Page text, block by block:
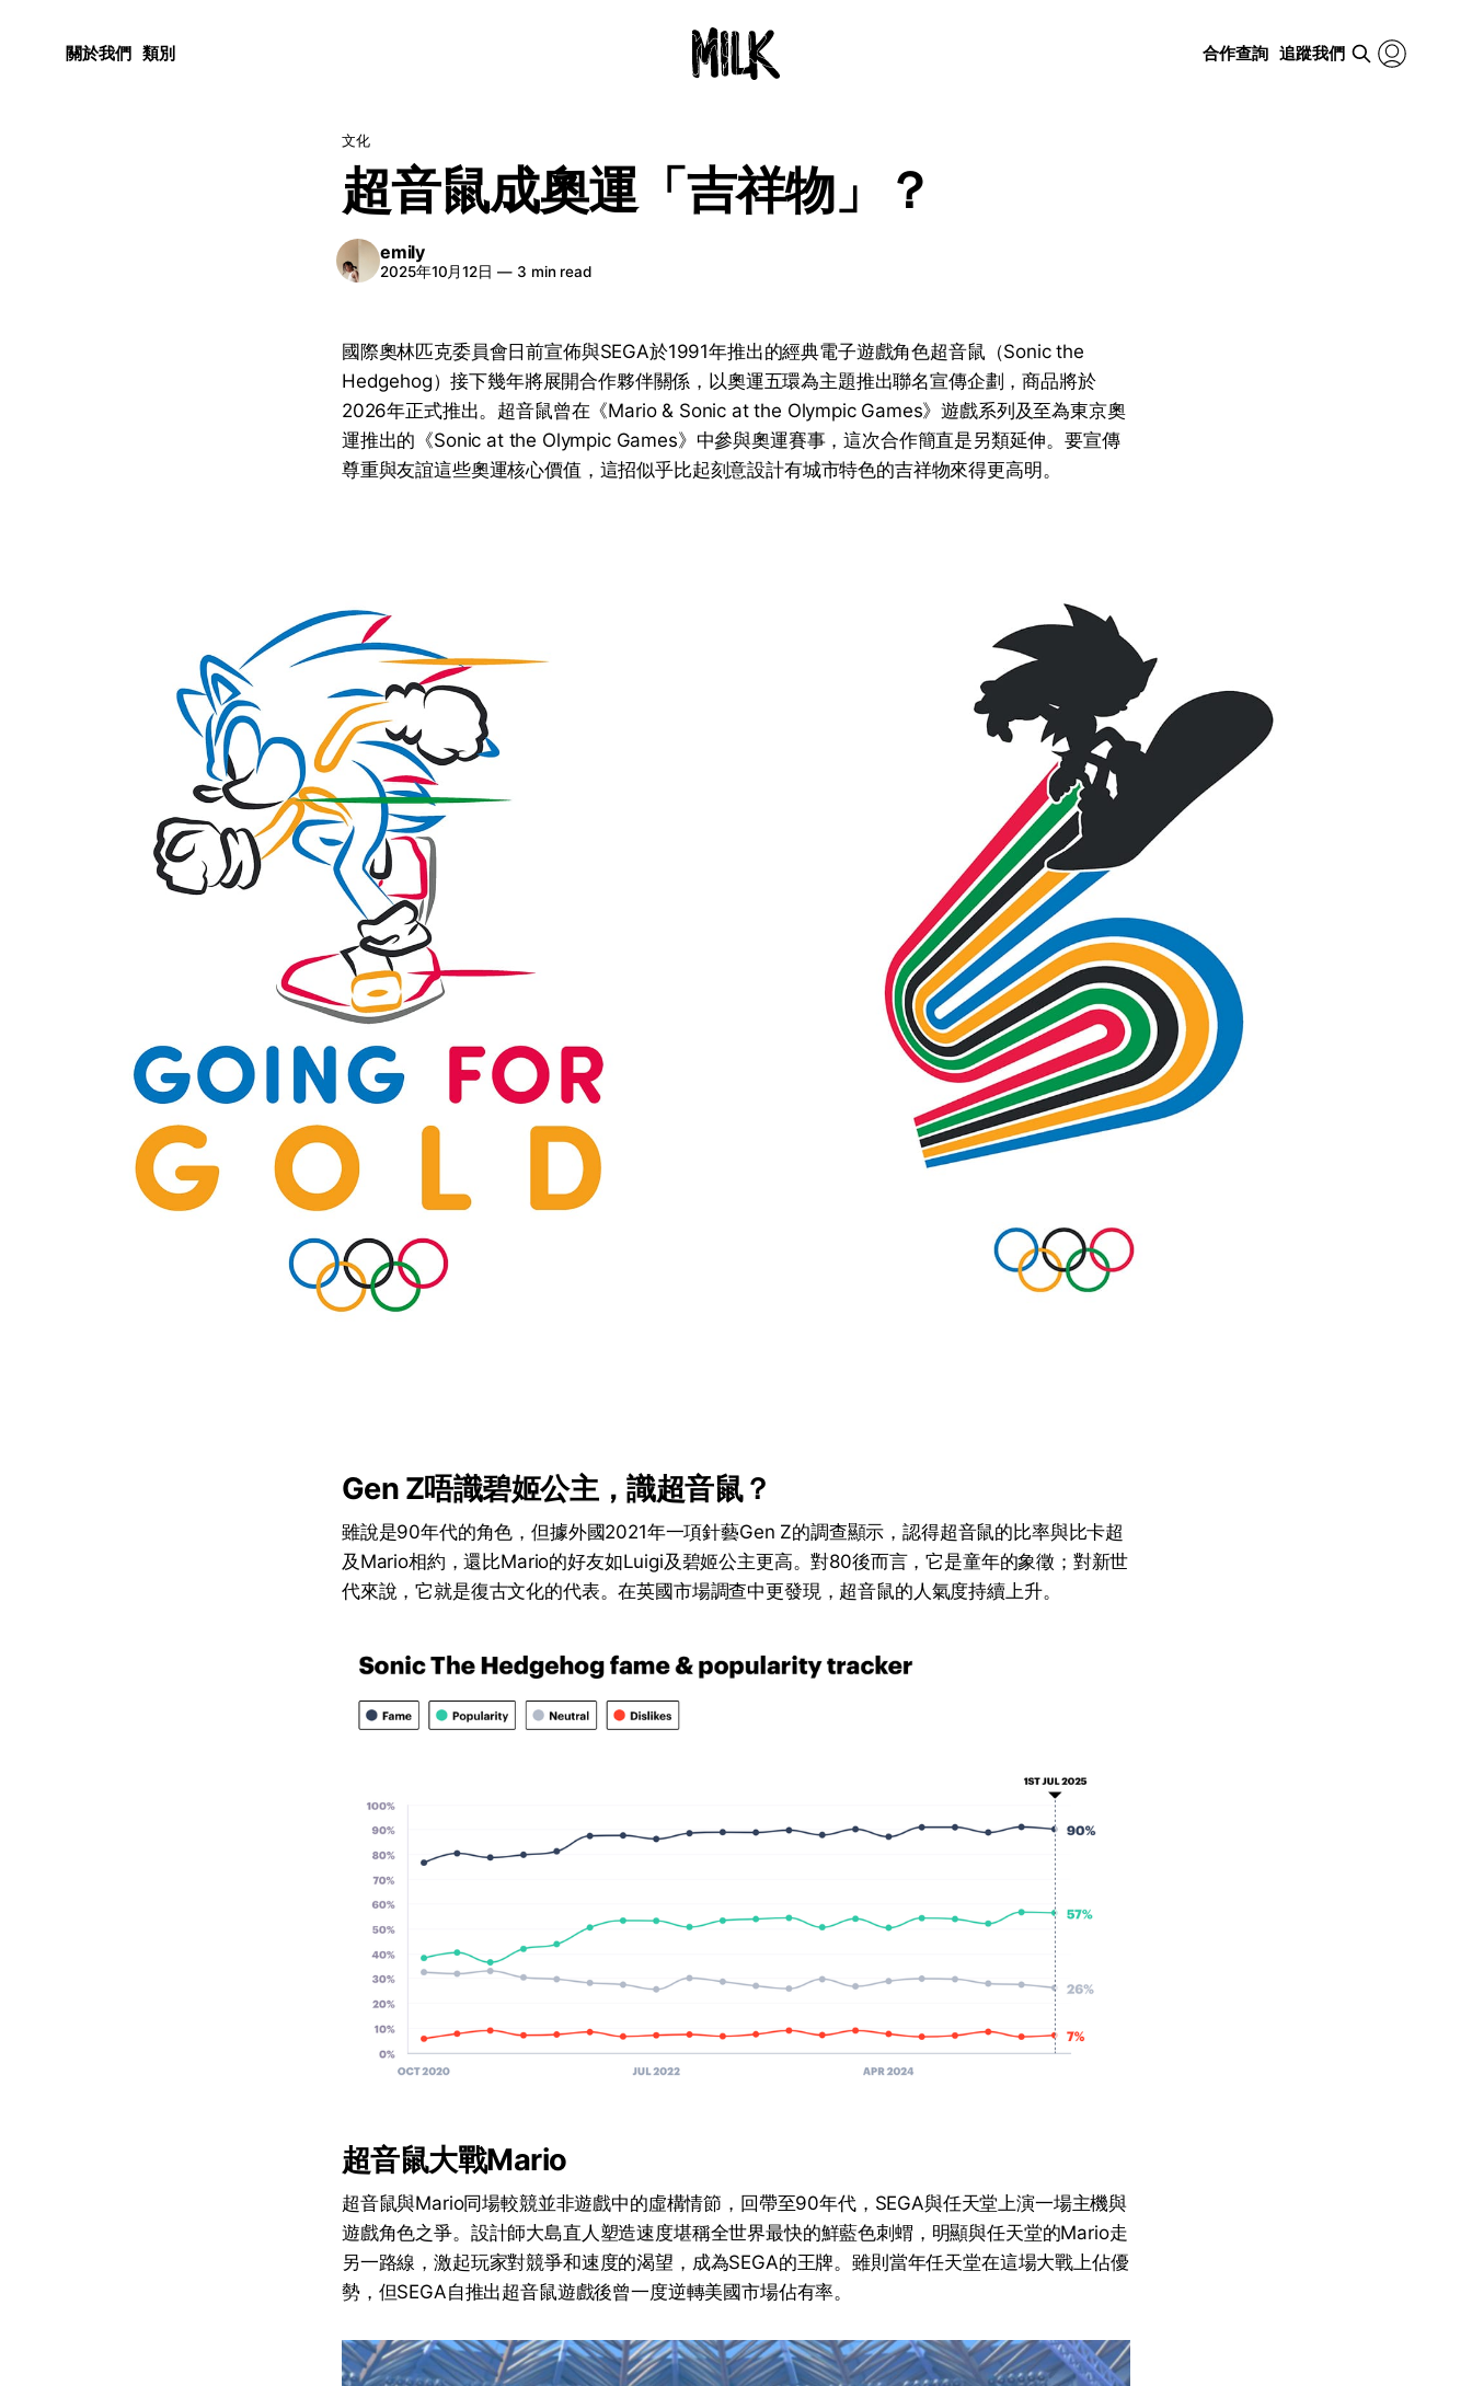
關於我們 類別 合作查詢 追蹤我們
文化
超音鼠成奧運「吉祥物」？
emily
2025年10月12日 —3 min read
國際奧林匹克委員會日前宣佈與SEGA於1991年推出的經典電子遊戲角色超音鼠（Sonic the
Hedgehog）接下幾年將展開合作夥伴關係，以奧運五環為主題推出聯名宣傳企劃，商品將於
2026年正式推出。超音鼠曾在《Mario & Sonic at the Olympic Games》遊戲系列及至為東京奧
運推出的《Sonic at the Olympic Games》中參與奧運賽事，這次合作簡直是另類延伸。要宣傳
尊重與友誼這些奧運核心價值，這招似乎比起刻意設計有城市特色的吉祥物來得更高明。
Gen Z唔識碧姬公主，識超音鼠？
雖說是90年代的角色，但據外國2021年一項針藝Gen Z的調查顯示，認得超音鼠的比率與比卡超
及Mario相約，還比Mario的好友如Luigi及碧姬公主更高。對80後而言，它是童年的象徵；對新世
代來說，它就是復古文化的代表。在英國市場調查中更發現，超音鼠的人氣度持續上升。
超音鼠大戰Mario
超音鼠與Mario同場較競並非遊戲中的虛構情節，回帶至90年代，SEGA與任天堂上演一場主機與
遊戲角色之爭。設計師大島直人塑造速度堪稱全世界最快的鮮藍色刺蝟，明顯與任天堂的Mario走
另一路線，激起玩家對競爭和速度的渴望，成為SEGA的王牌。雖則當年任天堂在這場大戰上佔優
勢，但SEGA自推出超音鼠遊戲後曾一度逆轉美國市場佔有率。